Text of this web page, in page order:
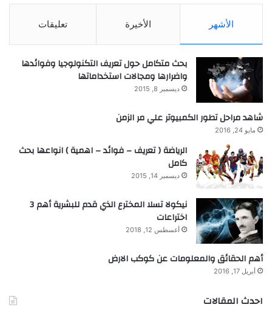
الأشهر الأخيرة تعليقات
بحث متكامل حول تعريف التكنولوجيا وفوائدها
واضرارها ومجالات استخداماتها
ديسمبر 8, 2015
شاهد مراحل تطور الكمبيوتر علي مر الزمن
مايو 24, 2016
الرياضة ( تعريف – فوائد – اهمية ) انواعها بحث
كامل
ديسمبر 14, 2015
نيكولا تسلا المخترع الذي قدم للبشرية أهم 3
اختراعات
أغسطس 12, 2018
أهم الحقائق والمعلومات عن كوكب الارض
أبريل 17, 2016
احدث المقالات